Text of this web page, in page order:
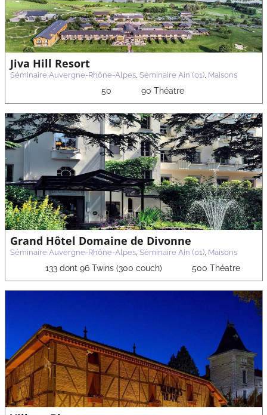
Jiva Hill Resort
Séminaire Auvergne-Rhône-Alpes, Séminaire Ain (01), Maisons
50 90 Théatre
Grand Hôtel Domaine de Divonne
Séminaire Auvergne-Rhône-Alpes, Séminaire Ain (01), Maisons
133 dont 96 Twins (300 couch) 500 Théatre